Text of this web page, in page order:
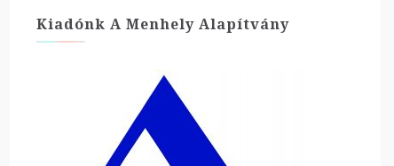
Kiadónk A Menhely Alapítvány